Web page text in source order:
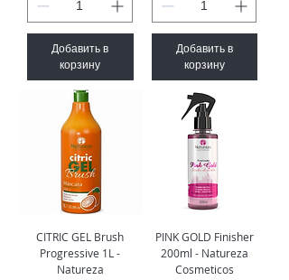
Добавить в
корзину
Добавить в
корзину
CITRIC GEL Brush
Progressive 1L -
Natureza
PINK GOLD Finisher
200ml - Natureza
Cosmeticos